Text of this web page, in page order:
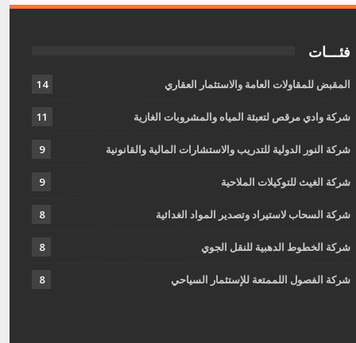
فئـــات
المقبض للمقاولات العامة والاستثمار العقاري 14
شركة وادي مرقص لتعبئة المياه والمشروبات الغازية 11
شركة النور الدولية للتدريب والاستشارات المالية والقانونية 9
شركة الغيث للتوكيلات الملاحية 9
شركة السحاب لاستيراد وتصدير المواد الغدائية 8
شركة الخطوط الدهبية للنقل الجوي 8
شركة الفصول اللممتعة للإستثمار السياحي 8